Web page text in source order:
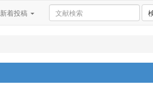
新着投稿